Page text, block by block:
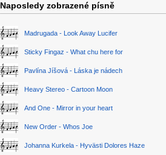
Naposledy zobrazené písně
Madrugada - Look Away Lucifer
Sticky Fingaz - What chu here for
Pavlína Jíšová - Láska je nádech
Heavy Stereo - Cartoon Moon
And One - Mirror in your heart
New Order - Whos Joe
Johanna Kurkela - Hyvästi Dolores Haze